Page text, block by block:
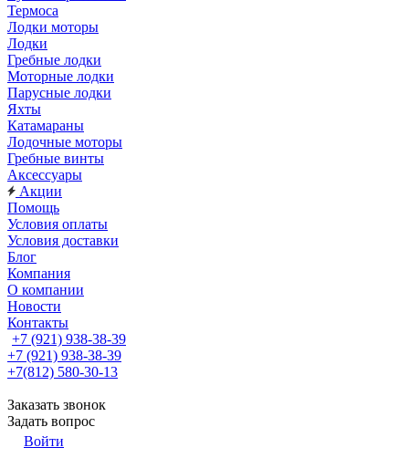
Термоса
Лодки моторы
Лодки
Гребные лодки
Моторные лодки
Парусные лодки
Яхты
Катамараны
Лодочные моторы
Гребные винты
Аксессуары
Акции
Помощь
Условия оплаты
Условия доставки
Блог
Компания
О компании
Новости
Контакты
+7 (921) 938-38-39
+7 (921) 938-38-39
+7(812) 580-30-13
Заказать звонок
Задать вопрос
Войти